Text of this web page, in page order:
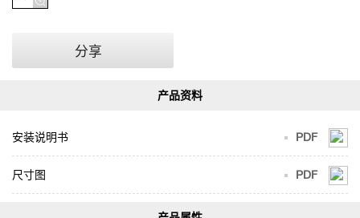
分享
PDF
安装说明书
PDF
尺寸图